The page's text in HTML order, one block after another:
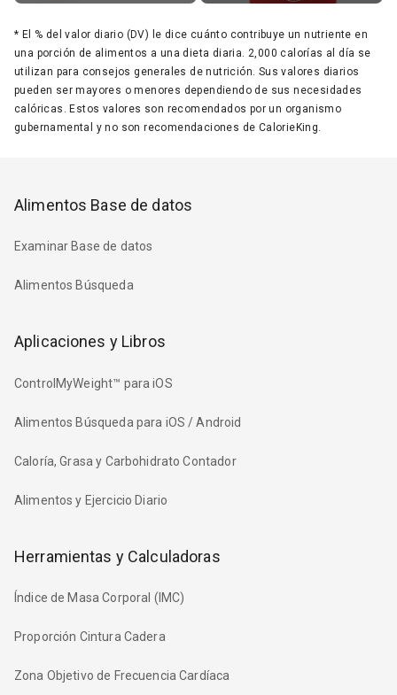
* El % del valor diario (DV) le dice cuánto contribuye un nutriente en
una porción de alimentos a una dieta diaria. 2,000 calorías al día se
utilizan para consejos generales de nutrición. Sus valores diarios
pueden ser mayores o menores dependiendo de sus necesidades
calóricas. Estos valores son recomendados por un organismo
gubernamental y no son recomendaciones de CalorieKing.
Alimentos Base de datos
Examinar Base de datos
Alimentos Búsqueda
Aplicaciones y Libros
ControlMyWeight™ para iOS
Alimentos Búsqueda para iOS / Android
Caloría, Grasa y Carbohidrato Contador
Alimentos y Ejercicio Diario
Herramientas y Calculadoras
Índice de Masa Corporal (IMC)
Proporción Cintura Cadera
Zona Objetivo de Frecuencia Cardíaca